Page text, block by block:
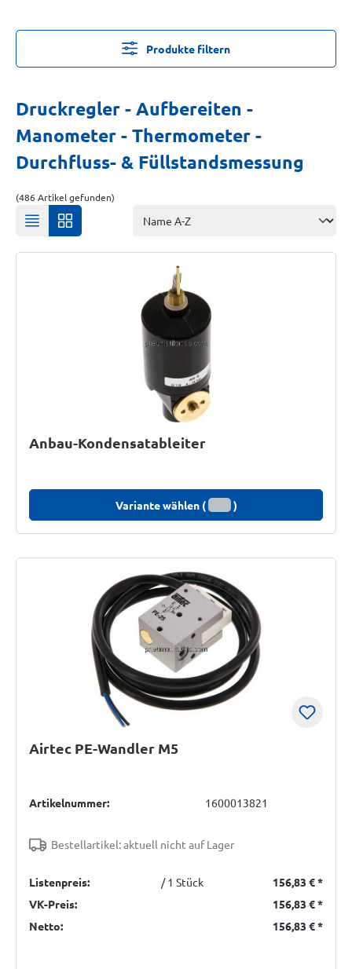
Produkte filtern
Druckregler - Aufbereiten -
Manometer - Thermometer -
Durchfluss- & Füllstandsmessung
(486 Artikel gefunden)
Anbau-Kondensatableiter
Variante wählen ( )
Airtec PE-Wandler M5
Artikelnummer: 1600013821
Bestellartikel: aktuell nicht auf Lager
Listenpreis: / 1 Stück 156,83 €*
VK-Preis:
156,83 €*
Netto:
156,83 €*